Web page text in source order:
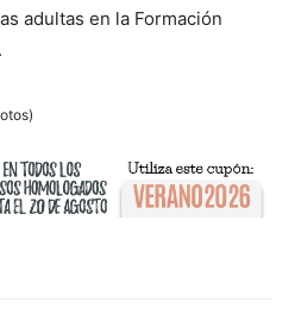
adultas en la Formación